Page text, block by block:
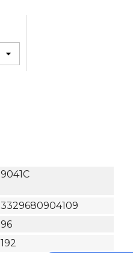
9041C
3329680904109
96
192